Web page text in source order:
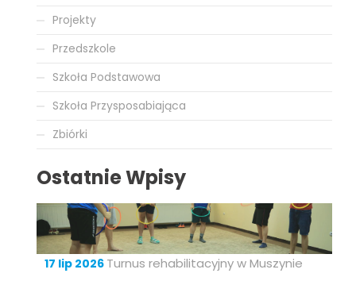
Projekty
Przedszkole
Szkoła Podstawowa
Szkoła Przysposabiająca
Zbiórki
Ostatnie Wpisy
17 lip 2026 Turnus rehabilitacyjny w Muszynie